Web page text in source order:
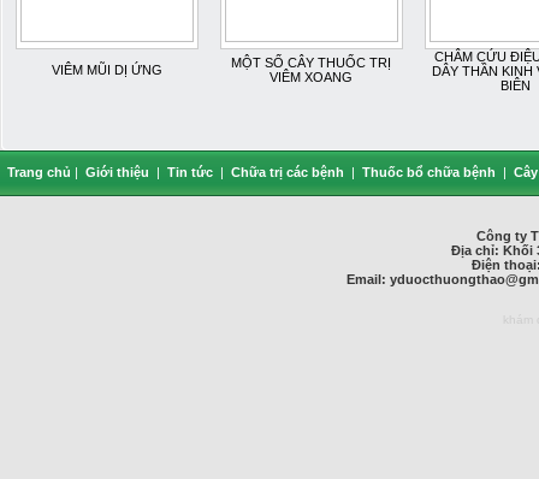
VIÊM MŨI DỊ ỨNG
MỘT SỐ CÂY THUỐC TRỊ
VIÊM XOANG
CHÂM CỨU
DÂY THẦN KINH
BIÊN
Trang chủ | Giới thiệu | Tin tức | Chữa trị các bệnh | Thuốc bổ chữa bệnh |
Công ty
Địa chỉ: Khối
Điện thoại:
Email: